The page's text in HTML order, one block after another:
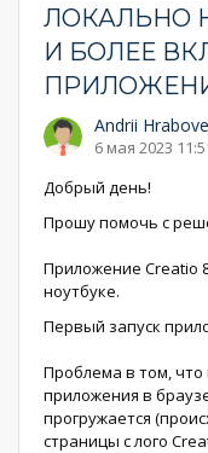
ЛОКАЛЬНО
И БОЛЕЕ
Andrii
6 мая 2023
Добрый день!
Прошу помочь с
Приложение Creatio
ноутбуке.
Первый запуск
Проблема в том,
приложения в
прогружается
страницы с лого